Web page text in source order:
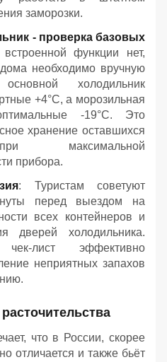
заморозки.
- проверка базовых
функции нет,
необходимо вручную
холодильник
+4°C, а морозильная
-19°C. Это
хранение оставшихся
максимальной
прибора.
: Туристам советуют
перед выездом на
всех контейнеров и
дверей холодильника.
лист эффективно
неприятных запахов
что в России, скорее
отличается и также бьёт